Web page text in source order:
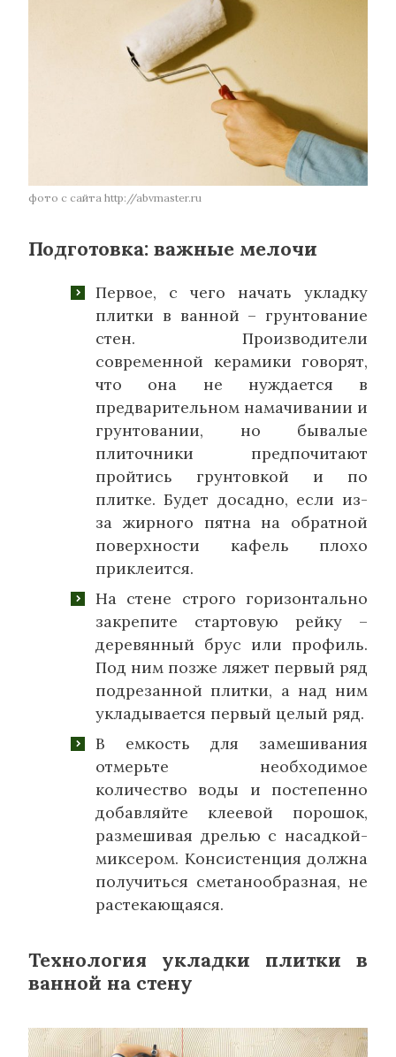
фото с сайта http://abvmaster.ru
Подготовка: важные мелочи
Первое, с чего начать укладку
плитки в ванной – грунтование
стен. Производители
современной керамики говорят,
что она не нуждается в
предварительном намачивании и
грунтовании, но бывалые
плиточники предпочитают
пройтись грунтовкой и по
плитке. Будет досадно, если из-
за жирного пятна на обратной
поверхности кафель плохо
приклеится.
На стене строго горизонтально
закрепите стартовую рейку –
деревянный брус или профиль.
Под ним позже ляжет первый ряд
подрезанной плитки, а над ним
укладывается первый целый ряд.
В емкость для замешивания
отмерьте необходимое
количество воды и постепенно
добавляйте клеевой порошок,
размешивая дрелью с насадкой-
миксером. Консистенция должна
получиться сметанообразная, не
растекающаяся.
Технология укладки плитки в
ванной на стену